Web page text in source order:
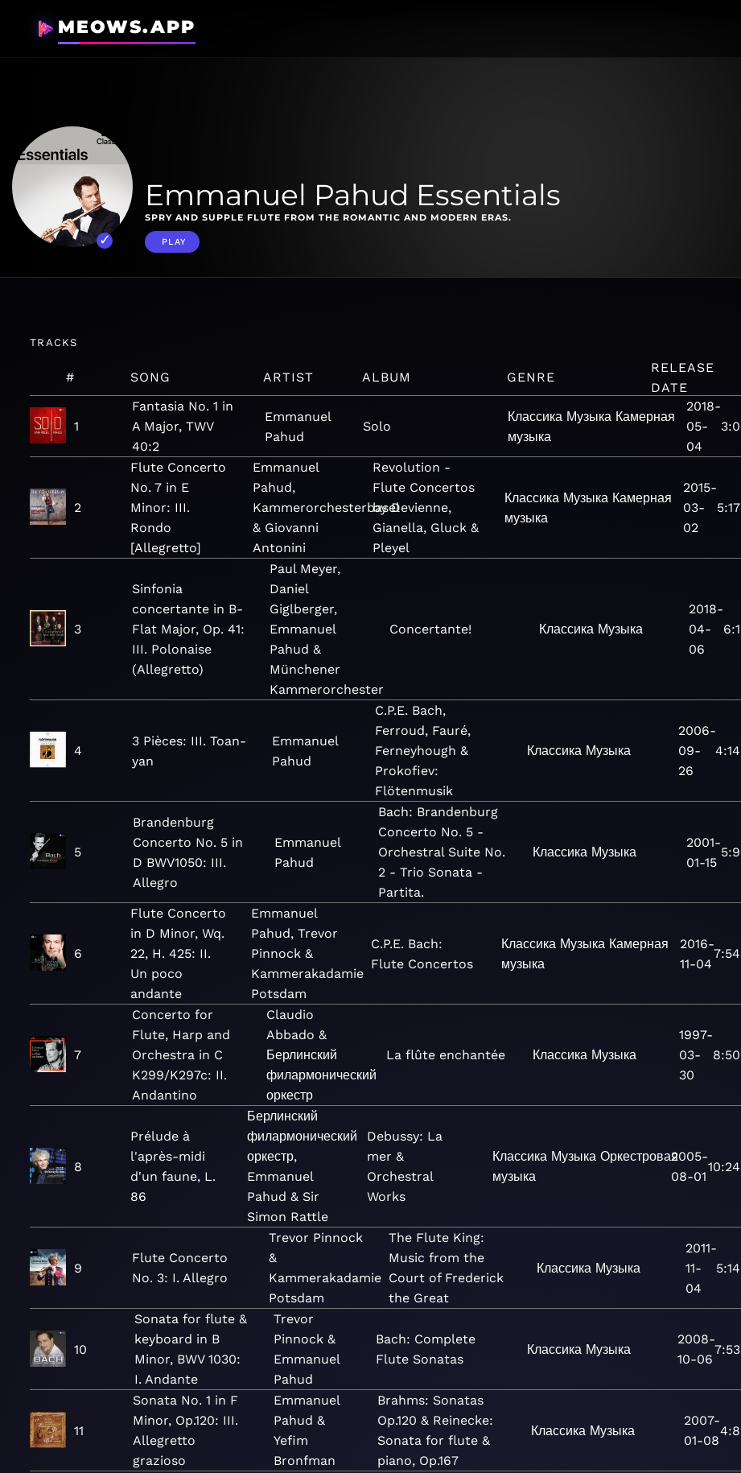
MEOWS.APP
Emmanuel Pahud Essentials
SPRY AND SUPPLE FLUTE FROM THE ROMANTIC AND MODERN ERAS.
PLAY
TRACKS
# SONG ARTIST ALBUM GENRE
RELEASE
DATE
1
Fantasia No. 1 in
A Major, TWV
40:2
Emmanuel
Pahud
Solo
Классика Музыка Камерная
музыка
2018-
05-
04
3:0
2
Flute Concerto
No. 7 in E
Minor: III.
Rondo
[Allegretto]
Emmanuel
Pahud,
Kammerorchesterbasel
& Giovanni
Antonini
Revolution -
Flute Concertos
by Devienne,
Gianella, Gluck &
Pleyel
Классика Музыка Камерная
музыка
2015-
03-
02
5:17
3
Sinfonia
concertante in B-
Flat Major, Op. 41:
III. Polonaise
(Allegretto)
Paul Meyer,
Daniel
Giglberger,
Emmanuel
Pahud &
Münchener
Kammerorchester
Concertante! Классика Музыка
2018-
04-
06
6:1
4
3 Pièces: III. Toan-
yan
Emmanuel
Pahud
C.P.E. Bach,
Ferroud, Fauré,
Ferneyhough &
Prokofiev:
Flötenmusik
Классика Музыка
2006-
09-
26
4:14
5
Brandenburg
Concerto No. 5 in
D BWV1050: III.
Allegro
Emmanuel
Pahud
Bach: Brandenburg
Concerto No. 5 -
Orchestral Suite No.
2 - Trio Sonata -
Partita.
Классика Музыка
2001-
01-15
5:9
6
Flute Concerto
in D Minor, Wq.
22, H. 425: II.
Un poco
andante
Emmanuel
Pahud, Trevor
Pinnock &
Kammerakadamie
Potsdam
C.P.E. Bach:
Flute Concertos
Классика Музыка Камерная
музыка
2016-
11-04
7:54
7
Concerto for
Flute, Harp and
Orchestra in C
K299/K297c: II.
Andantino
Claudio
Abbado &
Берлинский
филармонический
оркестр
La flûte enchantée Классика Музыка
1997-
03-
30
8:50
8
Prélude à
l'après-midi
d'un faune, L.
86
Берлинский
филармонический
оркестр,
Emmanuel
Pahud & Sir
Simon Rattle
Debussy: La
mer &
Orchestral
Works
Классика Музыка Оркестровая
музыка
2005-
08-01
10:24
9
Flute Concerto
No. 3: I. Allegro
Trevor Pinnock
&
Kammerakadamie
Potsdam
The Flute King:
Music from the
Court of Frederick
the Great
Классика Музыка
2011-
11-
04
5:14
10
Sonata for flute &
keyboard in B
Minor, BWV 1030:
I. Andante
Trevor
Pinnock &
Emmanuel
Pahud
Bach: Complete
Flute Sonatas
Классика Музыка
2008-
10-06
7:53
11
Sonata No. 1 in F
Minor, Op.120: III.
Allegretto
grazioso
Emmanuel
Pahud &
Yefim
Bronfman
Brahms: Sonatas
Op.120 & Reinecke:
Sonata for flute &
piano, Op.167
Классика Музыка
2007-
01-08
4:8